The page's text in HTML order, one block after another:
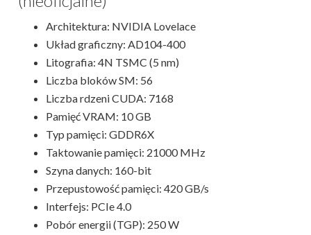
Architektura: NVIDIA Lovelace
Układ graficzny: AD104-400
Litografia: 4N TSMC (5 nm)
Liczba bloków SM: 56
Liczba rdzeni CUDA: 7168
Pamięć VRAM: 10 GB
Typ pamięci: GDDR6X
Taktowanie pamięci: 21000 MHz
Szyna danych: 160-bit
Przepustowość pamięci: 420 GB/s
Interfejs: PCIe 4.0
Pobór energii (TGP): 250 W